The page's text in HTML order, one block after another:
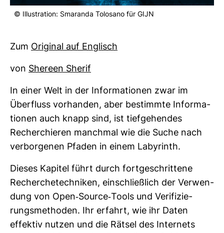
© Illus­tra­tion: Sma­randa Tolosano für GIJN
Zum Ori­ginal auf Eng­lisch
von She­reen Sherif
In einer Welt in der Infor­ma­tionen zwar im
Über­fluss vor­handen, aber bestimmte Infor­ma­
tionen auch knapp sind, ist tief­ge­hendes
Recher­chieren manchmal wie die Suche nach
ver­bor­genen Pfaden in einem Laby­rinth.
Dieses Kapitel führt durch fort­ge­schrit­tene
Recher­che­tech­niken, ein­schließ­lich der Ver­wen­
dung von Open-​Source-​Tools und Veri­fi­zie­
rungs­me­thoden. Ihr erfahrt, wie ihr Daten
effektiv nutzen und die Rätsel des Inter­nets